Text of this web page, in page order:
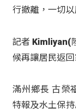
行撤離，一切以
記者 Kimliyan(
候再讓居民返回
滿州鄉長 古榮
特報及水土保